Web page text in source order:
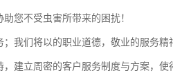
您不受虫害所带来的困扰！
我们将以的职业道德，敬业的服务精
建立周密的客户服务制度与方案，使